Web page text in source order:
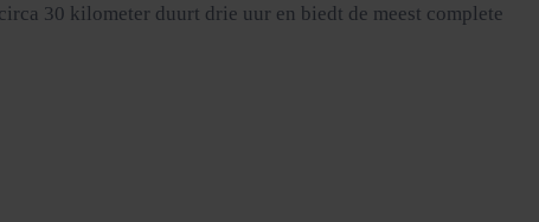
30 kilometer duurt drie uur en biedt de meest complete